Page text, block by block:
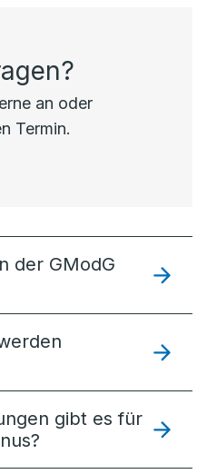
an oder
Termin.
der GModG
gibt es für